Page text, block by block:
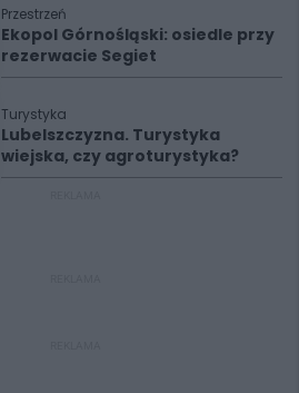
Przestrzeń
Ekopol Górnośląski: osiedle przy
rezerwacie Segiet
Turystyka
Lubelszczyzna. Turystyka
wiejska, czy agroturystyka?